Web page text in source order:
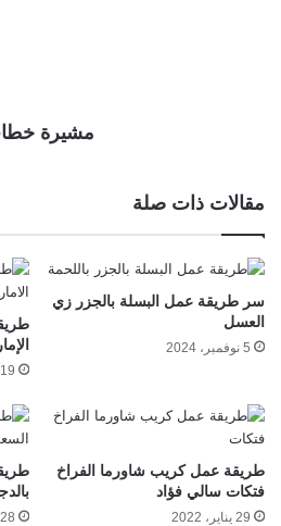
مشيرة
مقالات ذات صلة
سر طريقة عمل البسلة بالجزر زي
العسل
5 نوفمبر، 2024
19 فبراير، 2023
طريقة عمل كريب شاورما الفراخ
فتكات سالي فؤاد
29 يناير، 2022 28 فبراير، 2023